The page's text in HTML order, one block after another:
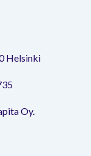
Helsinki
Oy.